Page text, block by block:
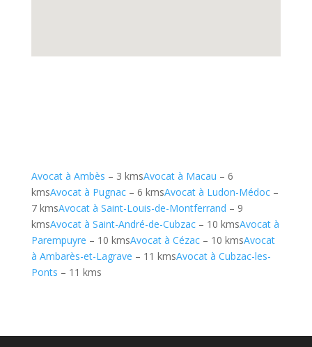
Avocat à Ambès – 3 kmsAvocat à Macau – 6
kmsAvocat à Pugnac– 6 kmsAvocat à Ludon-Médoc–
7 kmsAvocat à Saint-Louis-de-Montferrand – 9
kmsAvocat à Saint-André-de-Cubzac– 10 kmsAvocat à
Parempuyre – 10 kmsAvocat à Cézac– 10 kmsAvocat
à Ambarès-et-Lagrave – 11 kmsAvocat à Cubzac-les-
Ponts – 11 kms